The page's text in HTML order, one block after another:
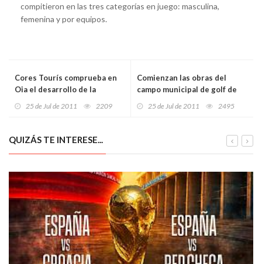
compitieron en las tres categorías en juego: masculina,
femenina y por equipos.
Cores Tourís comprueba en
Oia el desarrollo de la
25 de Jul de 2011 2209
Comienzan las obras del
campo municipal de golf de
25 de Jul de 2011 2495
QUIZÁS TE INTERESE...